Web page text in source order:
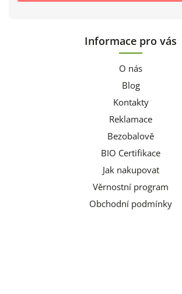
Informace pro vás
O nás
Blog
Kontakty
Reklamace
Bezobalově
BIO Certifikace
Jak nakupovat
Věrnostní program
Obchodní podmínky